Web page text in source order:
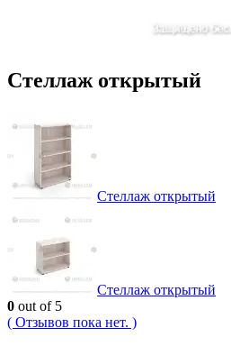
Стеллаж открытый
Стеллаж открытый
Стеллаж открытый
0 out of 5
( Отзывов пока нет. )